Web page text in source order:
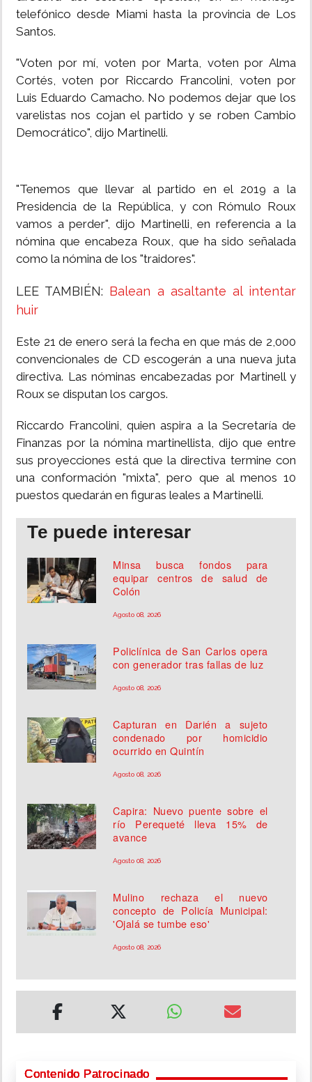
telefónico desde Miami hasta la provincia de Los
Santos.
"Voten por mí, voten por Marta, voten por Alma
Cortés, voten por Riccardo Francolini, voten por
Luis Eduardo Camacho. No podemos dejar que los
varelistas nos cojan el partido y se roben Cambio
Democrático", dijo Martinelli.
"Tenemos que llevar al partido en el 2019 a la
Presidencia de la República, y con Rómulo Roux
vamos a perder", dijo Martinelli, en referencia a la
nómina que encabeza Roux, que ha sido señalada
como la nómina de los "traidores".
LEE TAMBIÉN: Balean a asaltante al intentar
huir
Este 21 de enero será la fecha en que más de 2,000
convencionales de CD escogerán a una nueva juta
directiva. Las nóminas encabezadas por Martinell y
Roux se disputan los cargos.
Riccardo Francolini, quien aspira a la Secretaría de
Finanzas por la nómina martinellista, dijo que entre
sus proyecciones está que la directiva termine con
una conformación "mixta", pero que al menos 10
puestos quedarán en figuras leales a Martinelli.
Te puede interesar
Minsa busca fondos para
equipar centros de salud de
Colón
Agosto 08, 2026
Policlínica de San Carlos opera
con generador tras fallas de luz
Agosto 08, 2026
Capturan en Darién a sujeto
condenado por homicidio
ocurrido en Quintín
Agosto 08, 2026
Capira: Nuevo puente sobre el
río Perequeté lleva 15% de
avance
Agosto 08, 2026
Mulino rechaza el nuevo
concepto de Policía Municipal:
'Ojalá se tumbe eso'
Agosto 08, 2026
Contenido Patrocinado